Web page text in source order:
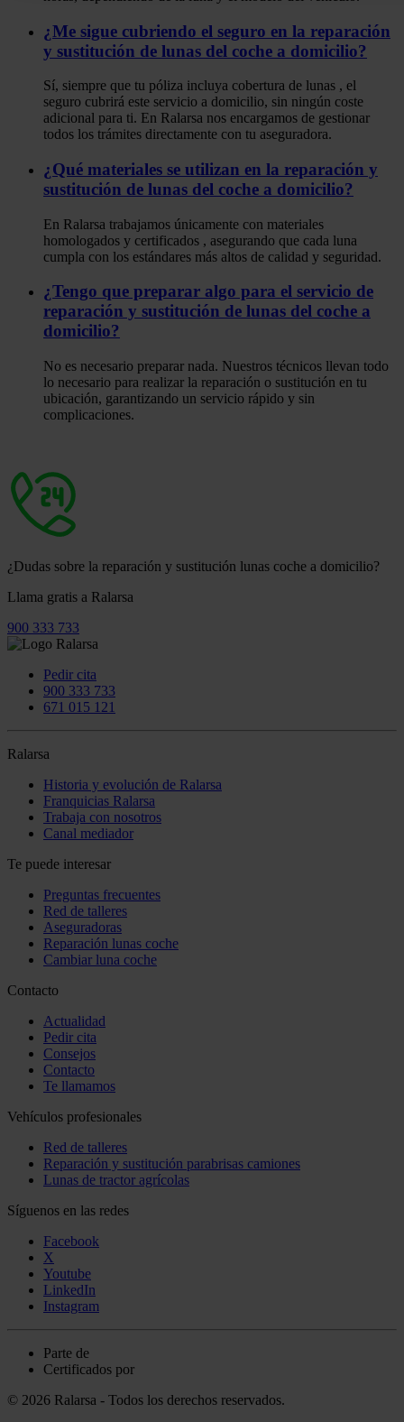
¿Me sigue cubriendo el seguro en la reparación
y sustitución de lunas del coche a domicilio?
Sí, siempre que tu póliza incluya cobertura de lunas , el
seguro cubrirá este servicio a domicilio, sin ningún coste
adicional para ti. En Ralarsa nos encargamos de gestionar
todos los trámites directamente con tu aseguradora.
¿Qué materiales se utilizan en la reparación y
sustitución de lunas del coche a domicilio?
En Ralarsa trabajamos únicamente con materiales
homologados y certificados , asegurando que cada luna
cumpla con los estándares más altos de calidad y seguridad.
¿Tengo que preparar algo para el servicio de
reparación y sustitución de lunas del coche a
domicilio?
No es necesario preparar nada. Nuestros técnicos llevan todo
lo necesario para realizar la reparación o sustitución en tu
ubicación, garantizando un servicio rápido y sin
complicaciones.
¿Dudas sobre la reparación y sustitución lunas coche a domicilio?
Llama gratis a Ralarsa
900 333 733
Pedir cita
900 333 733
671 015 121
Ralarsa
Historia y evolución de Ralarsa
Franquicias Ralarsa
Trabaja con nosotros
Canal mediador
Te puede interesar
Preguntas frecuentes
Red de talleres
Aseguradoras
Reparación lunas coche
Cambiar luna coche
Contacto
Actualidad
Pedir cita
Consejos
Contacto
Te llamamos
Vehículos profesionales
Red de talleres
Reparación y sustitución parabrisas camiones
Lunas de tractor agrícolas
Síguenos en las redes
Facebook
X
Youtube
LinkedIn
Instagram
Parte de
Certificados por
© 2026 Ralarsa - Todos los derechos reservados.